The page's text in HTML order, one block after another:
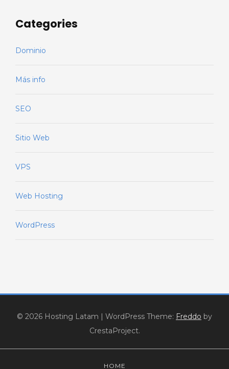
Categories
Dominio
Más info
SEO
Sitio Web
VPS
Web Hosting
WordPress
© 2026 Hosting Latam | WordPress Theme: Freddo by
CrestaProject.
HOME